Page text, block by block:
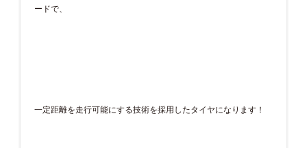
ードで、
一定距離を走行可能にする技術を採用したタイヤになります！